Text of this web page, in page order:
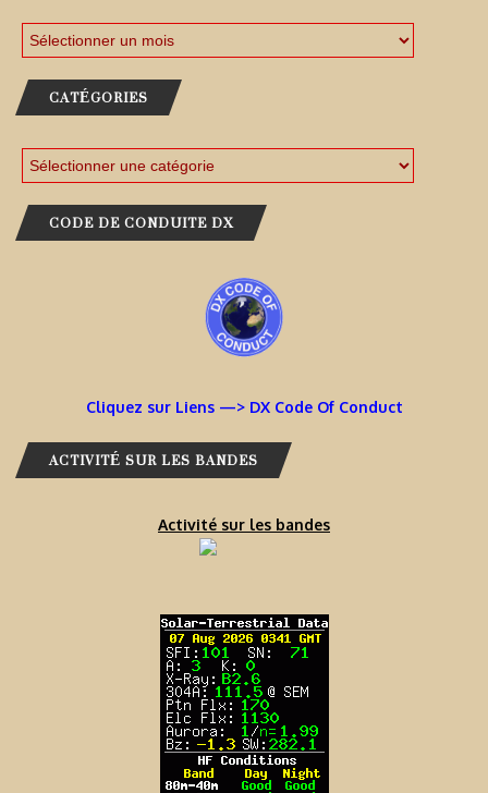
CATÉGORIES
CODE DE CONDUITE DX
Cliquez sur Liens —> DX Code Of Conduct
ACTIVITÉ SUR LES BANDES
Activité sur les bandes